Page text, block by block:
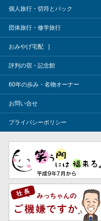
個人旅行・切符とパック
団体旅行・修学旅行
おみやげ宅配
評判の宿・記念館
60年の歩み・名物オーナー
お問い合せ
プライバシーポリシー